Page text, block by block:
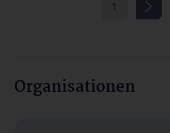
1
Organisationen